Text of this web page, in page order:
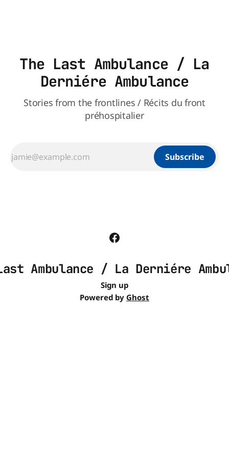
The Last Ambulance / La
Derniére Ambulance
Stories from the frontlines / Récits du front
préhospitalier
Subscribe
Ambulance / La Derniére
Sign up
Powered by Ghost